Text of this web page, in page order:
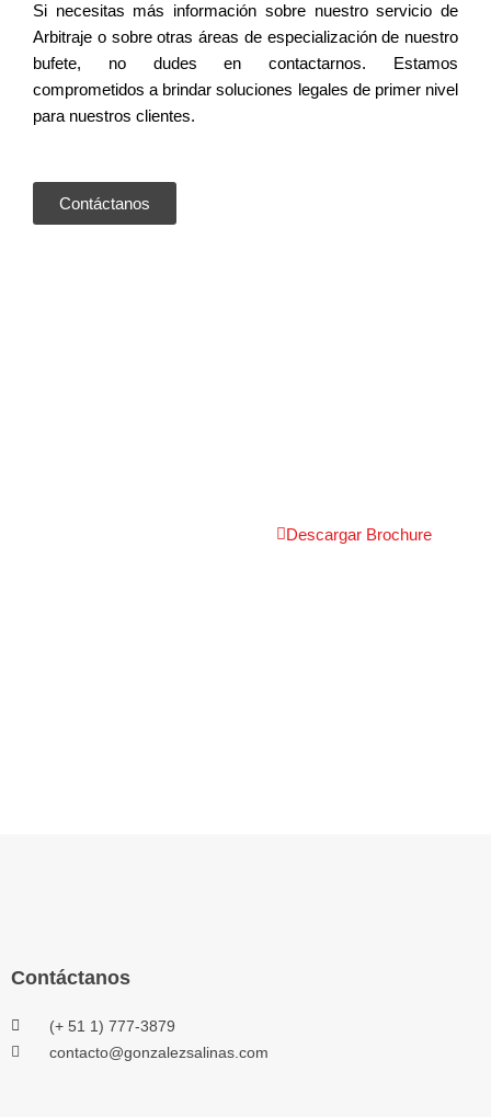
Si necesitas más información sobre nuestro servicio de
Arbitraje o sobre otras áreas de especialización de nuestro
bufete, no dudes en contactarnos. Estamos
comprometidos a brindar soluciones legales de primer nivel
para nuestros clientes.
Contáctanos
Descargar Brochure
Contáctanos
(+ 51 1) 777-3879
contacto@gonzalezsalinas.com